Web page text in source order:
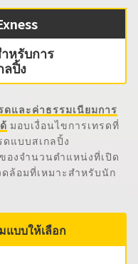
หรับการ
ลปิ้ง
และค่าธรรมเนียมการ
มอบเงื่อนไขการเทรดที่
ดแบบสเกลปิ้ง
องจำนวนตำแหน่งที่เปิด
ล้อมที่เหมาะสำหรับนัก
บบให้เลือก